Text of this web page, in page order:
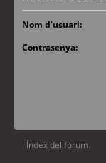
Nom d’usuari:
Contrasenya:
Índex del fòrum